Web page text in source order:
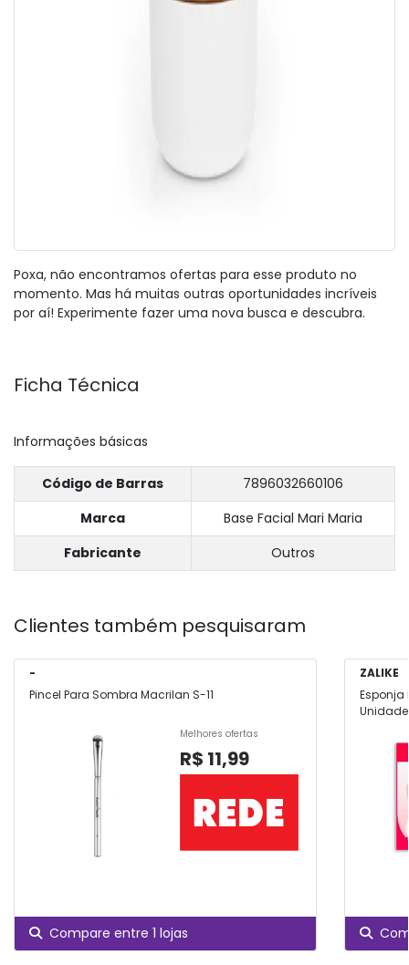
Poxa, não encontramos ofertas para esse produto no
momento. Mas há muitas outras oportunidades incríveis
por aí! Experimente fazer uma nova busca e descubra.
Ficha Técnica
Informações básicas
Código de Barras
7896032660106
Marca
Base Facial Mari Maria
Fabricante
Outros
Clientes também pesquisaram
-
Pincel Para Sombra Macrilan S-11
Melhores ofertas
R$ 11,99
Compare entre 1 lojas
ZALIKE
Esponja